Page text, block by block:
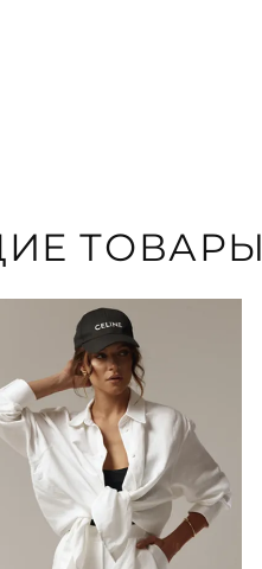
ТОВАРЫ